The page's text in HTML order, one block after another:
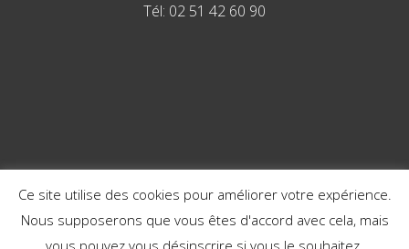
Tél: 02 51 42 60 90
Ce site utilise des cookies pour améliorer votre expérience.
Nous supposerons que vous êtes d'accord avec cela, mais
vous pouvez vous désinscrire si vous le souhaitez.